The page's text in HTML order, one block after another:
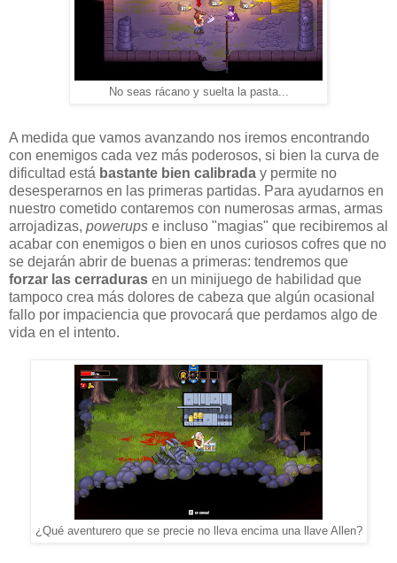
No seas rácano y suelta la pasta...
A medida que vamos avanzando nos iremos encontrando
con enemigos cada vez más poderosos, si bien la curva de
dificultad está bastante bien calibrada y permite no
desesperarnos en las primeras partidas. Para ayudarnos en
nuestro cometido contaremos con numerosas armas, armas
arrojadizas, powerups e incluso "magias" que recibiremos al
acabar con enemigos o bien en unos curiosos cofres que no
se dejarán abrir de buenas a primeras: tendremos que
forzar las cerraduras en un minijuego de habilidad que
tampoco crea más dolores de cabeza que algún ocasional
fallo por impaciencia que provocará que perdamos algo de
vida en el intento.
¿Qué aventurero que se precie no lleva encima una llave Allen?